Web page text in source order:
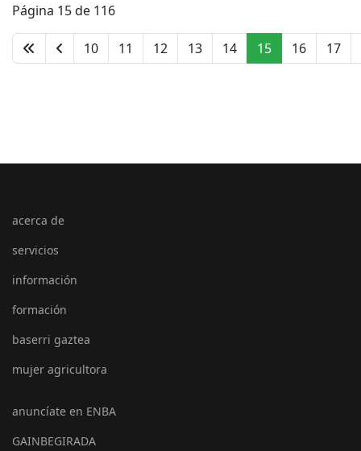
Página 15 de 116
10 11 12 13 14 15 16 17
acerca de
servicios
información
formación
baserri gaztea
mujer agricultora
anuncíate en ENBA
GAINBEGIRADA